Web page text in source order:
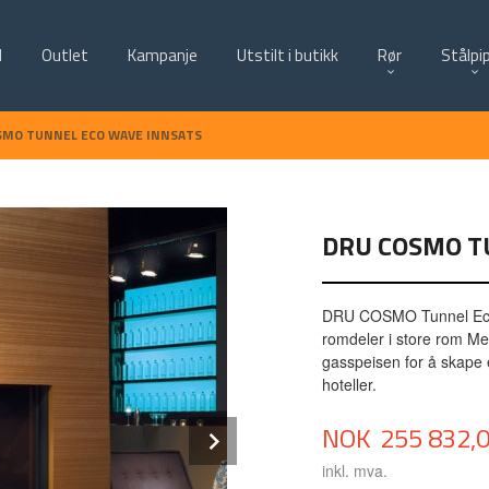
Outlet Kampanje Utstilt i butikk Rør
TUNNEL ECO WAVE INNSATS
DRU COSMO
DRU COSMO Tunnel
romdeler i store rom
gasspeisen for å
hoteller.
Pris
NOK 255
inkl. mva.